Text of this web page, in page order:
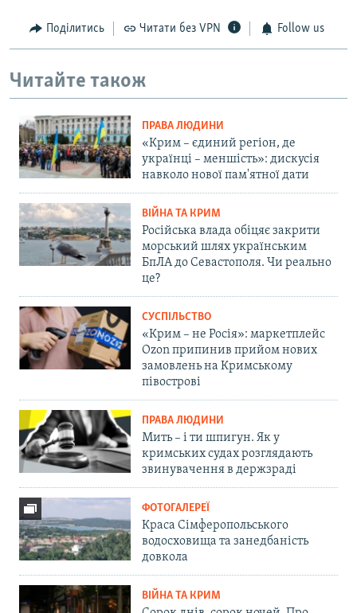
Поділитись Читати без VPN Follow us
Читайте також
ПРАВА ЛЮДИНИ
«Крим – єдиний регіон, де
українці – меншість»: дискусія
навколо нової пам'ятної дати
ВІЙНА ТА КРИМ
Російська влада обіцяє закрити
морський шлях українським
БпЛА до Севастополя. Чи реально
це?
СУСПІЛЬСТВО
«Крим – не Росія»: маркетплейс
Ozon припинив прийом нових
замовлень на Кримському
півострові
ПРАВА ЛЮДИНИ
Мить – і ти шпигун. Як у
кримських судах розглядають
звинувачення в держзраді
ФОТОГАЛЕРЕЇ
Краса Сімферопольського
водосховища та занедбаність
довкола
ВІЙНА ТА КРИМ